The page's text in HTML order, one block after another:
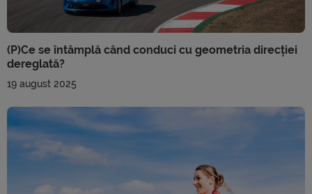
(P)Ce se întâmplă când conduci cu geometria direcției
dereglată?
19 august 2025